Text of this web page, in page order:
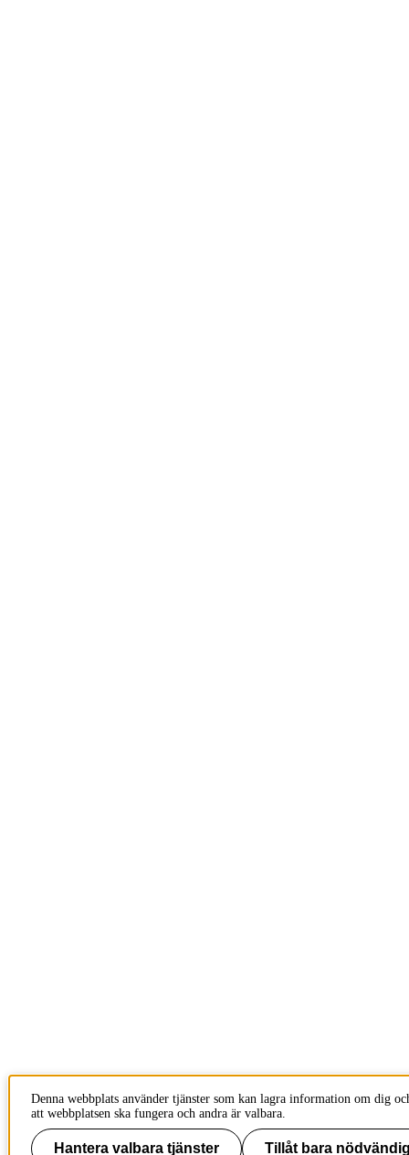
Denna webbplats använder tjänster som kan lagra information om dig
att webbplatsen ska fungera och andra är valbara.
Hantera valbara tjänster Tillåt bara